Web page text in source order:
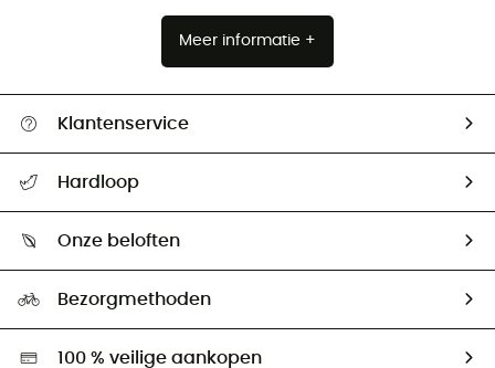
Meer informatie +
Klantenservice
Mijn zending volgen
Retourzendingen & Terugbetalingen
Hardloop
Ambassadeurs
Onze beloften
Hardgreen
Bezorgmethoden
100 % veilige aankopen